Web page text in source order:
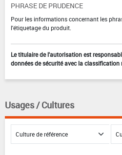
PHRASE DE PRUDENCE
Pour les informations concernant les
l'étiquetage du produit.
Le titulaire de l'autorisation est
données de sécurité avec la classification
Usages / Cultures